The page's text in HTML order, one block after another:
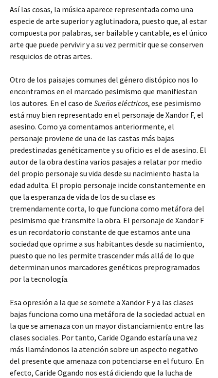
Así las cosas, la música aparece representada como una
especie de arte superior y aglutinadora, puesto que, al estar
compuesta por palabras, ser bailable y cantable, es el único
arte que puede pervivir y a su vez permitir que se conserven
resquicios de otras artes.
Otro de los paisajes comunes del género distópico nos lo
encontramos en el marcado pesimismo que manifiestan
los autores. En el caso de Sueños eléctricos, ese pesimismo
está muy bien representado en el personaje de Xandor F, el
asesino. Como ya comentamos anteriormente, el
personaje proviene de una de las castas más bajas
predestinadas genéticamente y su oficio es el de asesino. El
autor de la obra destina varios pasajes a relatar por medio
del propio personaje su vida desde su nacimiento hasta la
edad adulta. El propio personaje incide constantemente en
que la esperanza de vida de los de su clase es
tremendamente corta, lo que funciona como metáfora del
pesimismo que transmite la obra. El personaje de Xandor F
es un recordatorio constante de que estamos ante una
sociedad que oprime a sus habitantes desde su nacimiento,
puesto que no les permite trascender más allá de lo que
determinan unos marcadores genéticos preprogramados
por la tecnología.
Esa opresión a la que se somete a Xandor F y a las clases
bajas funciona como una metáfora de la sociedad actual en
la que se amenaza con un mayor distanciamiento entre las
clases sociales. Por tanto, Caride Ogando estaría una vez
más llamándonos la atención sobre un aspecto negativo
del presente que amenaza con potenciarse en el futuro. En
efecto, Caride Ogando nos está diciendo que la lucha de